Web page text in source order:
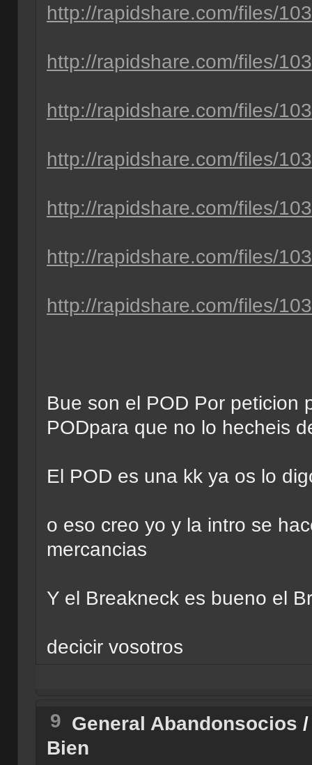
http://rapidshare.com/files/
http://rapidshare.com/files/
http://rapidshare.com/files/
http://rapidshare.com/files/
http://rapidshare.com/files/
http://rapidshare.com/files/
http://rapidshare.com/files/
Bue son el POD Por peticion
PODpara que no lo hecheis
El POD es una kk ya os lo
o eso creo yo y la intro se
mercancias
Y el Breakneck es bueno el
decicir vosotros
9 General Abandonsocios
Bien